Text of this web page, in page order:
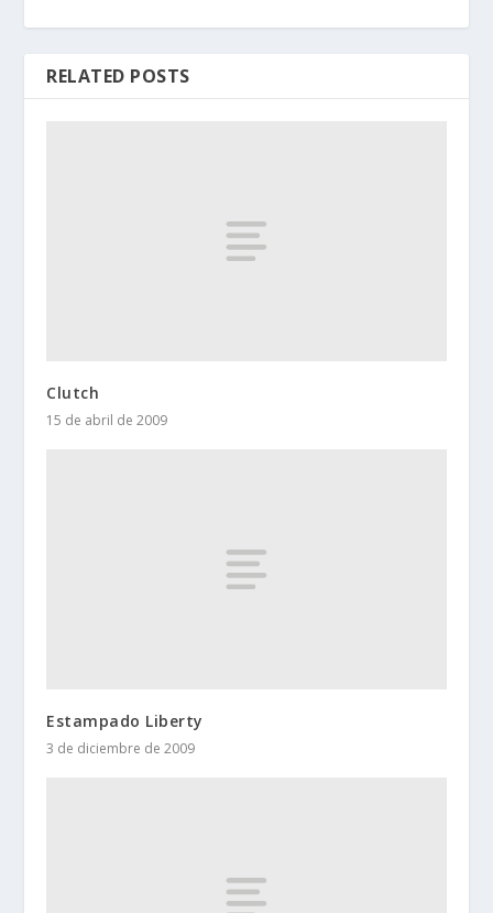
RELATED POSTS
Clutch
15 de abril de 2009
Estampado Liberty
3 de diciembre de 2009